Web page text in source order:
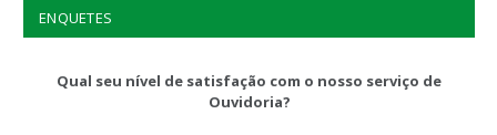
ENQUETES
Qual seu nível de satisfação com o nosso serviço de
Ouvidoria?